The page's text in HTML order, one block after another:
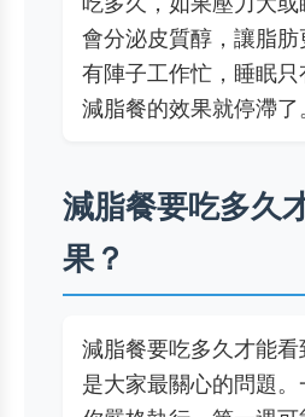
會分泌皮質醇，讓脂
有陣子工作忙，睡眠
減脂餐的效果就停滯了。
減脂餐要吃多久
果？
減脂餐要吃多久才能
是大家最關心的問題